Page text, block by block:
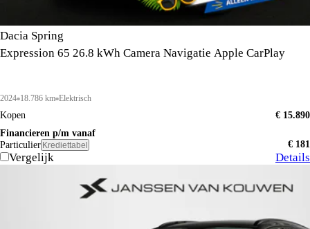
Dacia Spring
Expression 65 26.8 kWh Camera Navigatie Apple CarPlay
2024 18.786 km Elektrisch
Kopen
€ 15.890
Financieren p/m vanaf
Particulier Krediettabel € 181
Vergelijk Details